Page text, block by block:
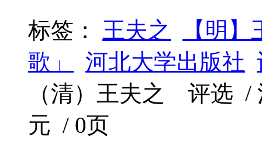
标签： 王夫之
【明
歌」
河北大学出版社
（清）王夫之 评选 /
元 / 0页